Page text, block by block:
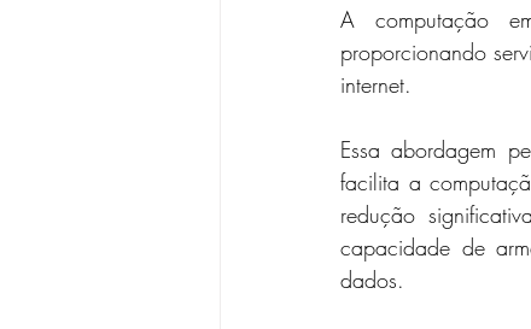
A computação
proporcionando
internet.
Essa abordagem
facilita a
redução
capacidade de
dados.